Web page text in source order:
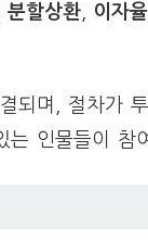
분할상환, 이자
되며, 절차가
인물들이 참